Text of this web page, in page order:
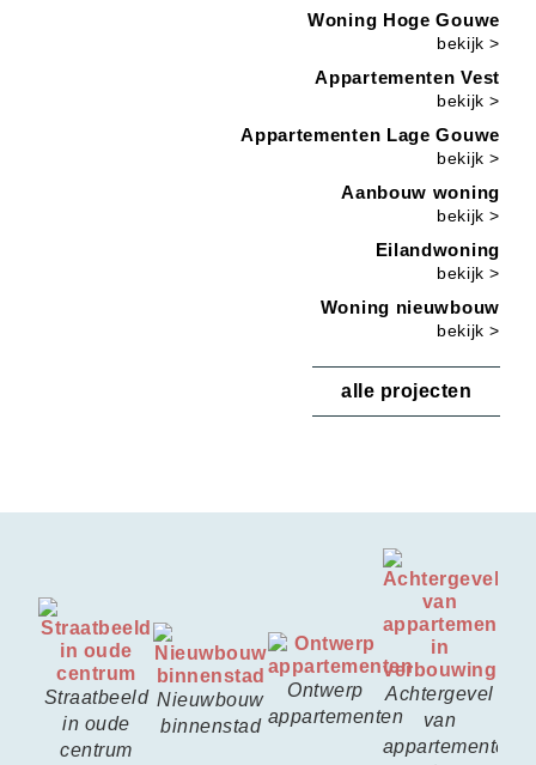
Woning Hoge Gouwe
bekijk >
Appartementen Vest
bekijk >
Appartementen Lage Gouwe
bekijk >
Aanbouw woning
bekijk >
Eilandwoning
bekijk >
Woning nieuwbouw
bekijk >
alle projecten
Straatbeeld
in oude
centrum
Nieuwbouw
binnenstad
Ontwerp
appartementen
Achtergevel
van
appartementen